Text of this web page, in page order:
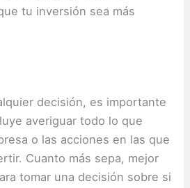
tu inversión sea más
decisión, es importante
averiguar todo lo que
o las acciones en las que
Cuanto más sepa, mejor
tomar una decisión sobre si